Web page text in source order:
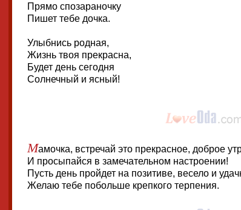
Прямо спозараночку
Пишет тебе дочка.
Улыбнись родная,
Жизнь твоя прекрасна,
Будет день сегодня
Солнечный и ясный!
Мамочка, встречай это прекрасное, доброе
И просыпайся в замечательном настроении!
Пусть день пройдет на позитиве, весело и
Желаю тебе побольше крепкого терпения.